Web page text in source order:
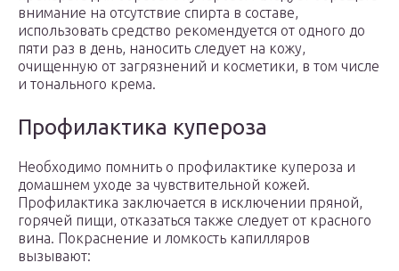
внимание на отсутствие спирта в составе,
использовать средство рекомендуется от одного до
пяти раз в день, наносить следует на кожу,
очищенную от загрязнений и косметики, в том числе
и тонального крема.
Профилактика купероза
Необходимо помнить о профилактике купероза и
домашнем уходе за чувствительной кожей.
Профилактика заключается в исключении пряной,
горячей пищи, отказаться также следует от красного
вина. Покраснение и ломкость капилляров
вызывают: